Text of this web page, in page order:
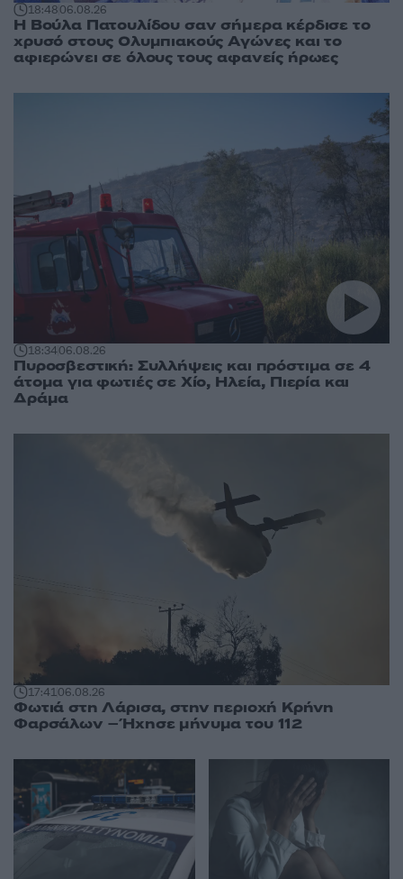
18:4806.08.26
Η Βούλα Πατουλίδου σαν σήμερα κέρδισε το
χρυσό στους Ολυμπιακούς Αγώνες και το
αφιερώνει σε όλους τους αφανείς ήρωες
18:3406.08.26
Πυροσβεστική: Συλλήψεις και πρόστιμα σε 4
άτομα για φωτιές σε Χίο, Ηλεία, Πιερία και
Δράμα
17:4106.08.26
Φωτιά στη Λάρισα, στην περιοχή Κρήνη
Φαρσάλων – Ήχησε μήνυμα του 112